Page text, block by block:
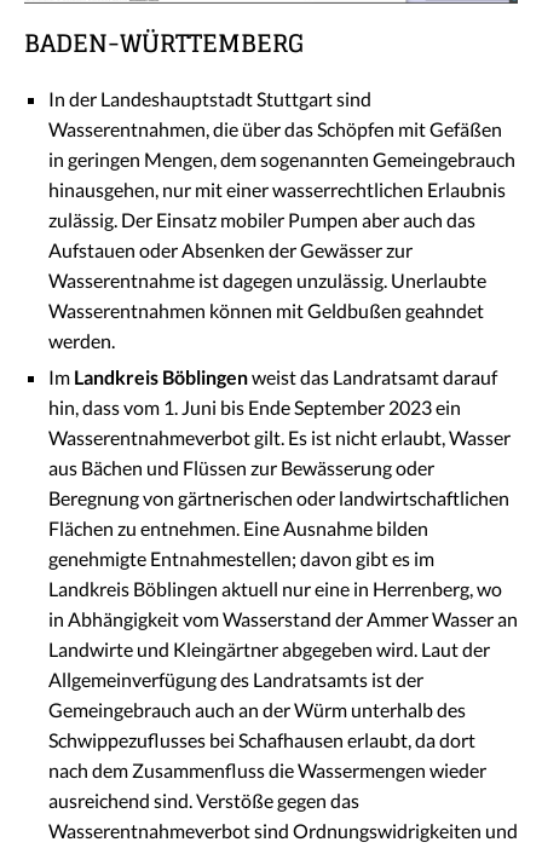
BADEN-WÜRTTEMBERG
In der Landeshauptstadt Stuttgart sind
Wasserentnahmen, die über das Schöpfen mit Gefäßen
in geringen Mengen, dem sogenannten Gemeingebrauch
hinausgehen, nur mit einer wasserrechtlichen Erlaubnis
zulässig. Der Einsatz mobiler Pumpen aber auch das
Aufstauen oder Absenken der Gewässer zur
Wasserentnahme ist dagegen unzulässig. Unerlaubte
Wasserentnahmen können mit Geldbußen geahndet
werden.
Im Landkreis Böblingenweist das Landratsamt darauf
hin, dass vom 1. Juni bis Ende September 2023 ein
Wasserentnahmeverbot gilt. Es ist nicht erlaubt, Wasser
aus Bächen und Flüssen zur Bewässerung oder
Beregnung von gärtnerischen oder landwirtschaftlichen
Flächen zu entnehmen. Eine Ausnahme bilden
genehmigte Entnahmestellen; davon gibt es im
Landkreis Böblingen aktuell nur eine in Herrenberg, wo
in Abhängigkeit vom Wasserstand der Ammer Wasser an
Landwirte und Kleingärtner abgegeben wird. Laut der
Allgemeinverfügung des Landratsamts ist der
Gemeingebrauch auch an der Würm unterhalb des
Schwippezuflusses bei Schafhausen erlaubt, da dort
nach dem Zusammenfluss die Wassermengen wieder
ausreichend sind. Verstöße gegen das
Wasserentnahmeverbot sind Ordnungswidrigkeiten und